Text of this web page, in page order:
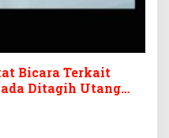
Bicara Terkait
Ditagih Utang